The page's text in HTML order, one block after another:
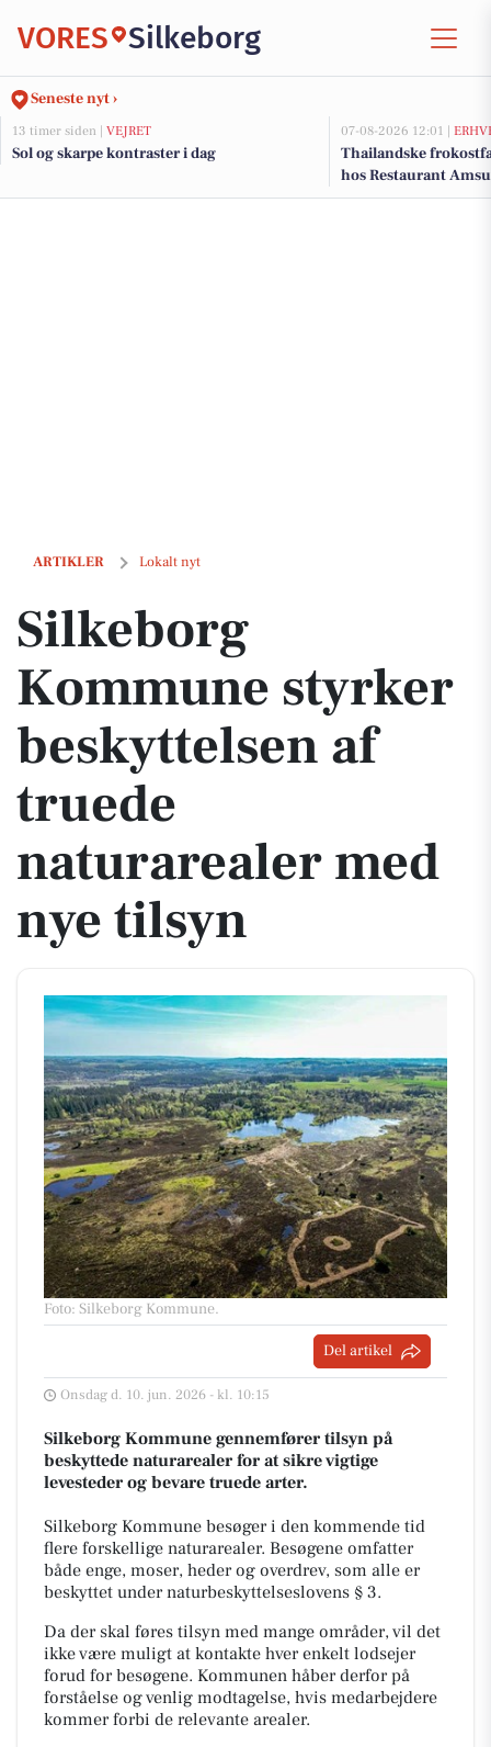
VORES Silkeborg
Seneste nyt ›
13 timer siden | VEJRET
Sol og skarpe kontraster i dag
07-08-2026 12:01 |
Thailandske
hos Restaurant
ARTIKLER Lokalt nyt
Silkeborg Kommune styrker beskyttelsen af truede naturarealer
Silkeborg
Kommune styrker
beskyttelsen af
truede
naturarealer med
nye tilsyn
Foto: Silkeborg Kommune.
Del artikel
Onsdag d. 10. jun. 2026 - kl. 10:15
Silkeborg Kommune gennemfører tilsyn på
beskyttede naturarealer for at sikre vigtige
levesteder og bevare truede arter.
Silkeborg Kommune besøger i den kommende tid
flere forskellige naturarealer. Besøgene omfatter
både enge, moser, heder og overdrev, som alle er
beskyttet under naturbeskyttelseslovens § 3.
Da der skal føres tilsyn med mange områder, vil det
ikke være muligt at kontakte hver enkelt lodsejer
forud for besøgene. Kommunen håber derfor på
forståelse og venlig modtagelse, hvis medarbejdere
kommer forbi de relevante arealer.